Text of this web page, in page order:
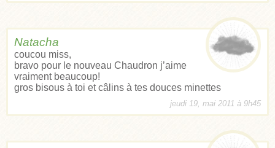
Natacha
coucou miss,
bravo pour le nouveau Chaudron j’aime
vraiment beaucoup!
gros bisous à toi et câlins à tes douces minettes
jeudi 19, mai 2011 à 9h45